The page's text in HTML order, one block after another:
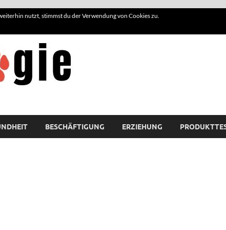
BESCHÄFTIGUNG ERZIEHUNG
nutzt, stimmst du der Verwendung von Cookies zu.